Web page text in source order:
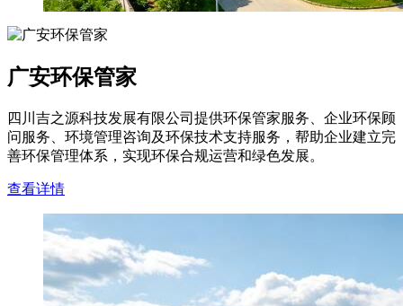
广安环保管家
四川吉之源科技发展有限公司提供环保管家服务、企业环保顾
问服务、环境管理咨询及环保技术支持服务，帮助企业建立完
善环保管理体系，实现环保合规运营和绿色发展。
查看详情